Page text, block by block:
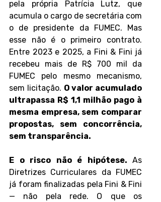
pela própria Patrícia Lutz, que
acumula o cargo de secretária com
o de presidente da FUMEC. Mas
esse não é o primeiro contrato.
Entre 2023 e 2025, a Fini & Fini já
recebeu mais de R$ 700 mil da
FUMEC pelo mesmo mecanismo,
sem licitação. O valor acumulado
ultrapassa R$ 1,1 milhão pago à
mesma empresa, sem comparar
propostas, sem concorrência,
sem transparência.
E o risco não é hipótese. As
Diretrizes Curriculares da FUMEC
já foram finalizadas pela Fini & Fini
— não pela rede. O que os